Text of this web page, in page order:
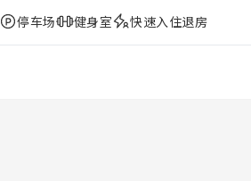
停车场 健身室 快速入住退房